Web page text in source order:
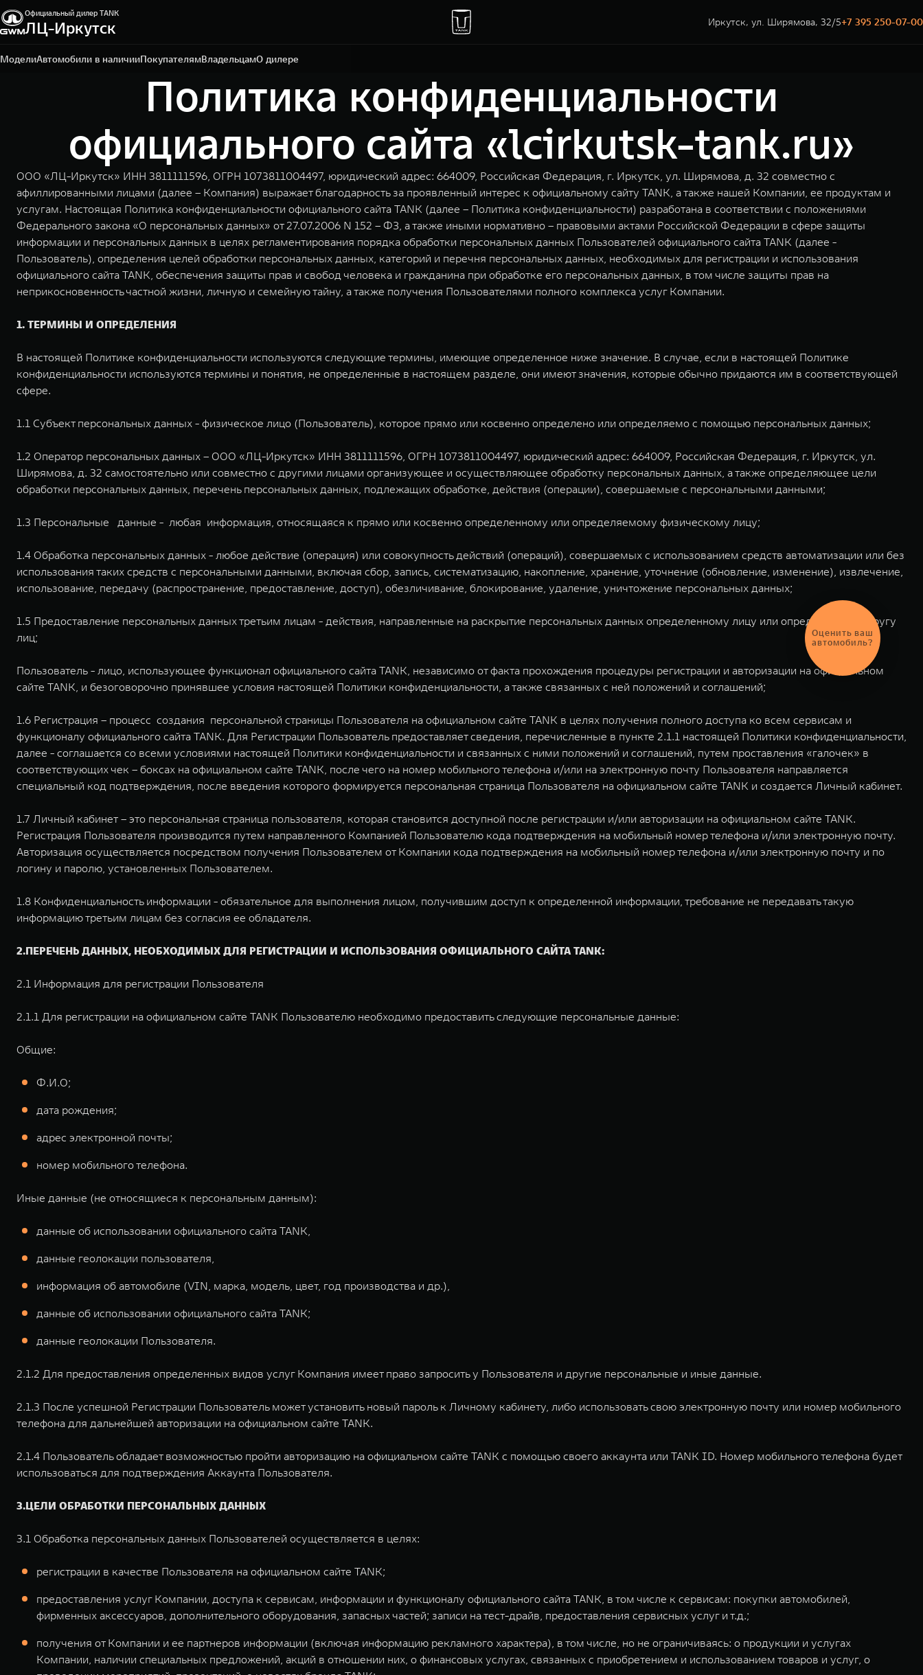
Официальный дилер TANK
ЛЦ-Иркутск Иркутск, ул. Ширямова, 32/5+7 395 250-07-00
МоделиАвтомобили в наличииПокупателямВладельцамО дилере
Иркутск, ул. Ширямова, 32/5
+7 395 250-07-00
Политика конфиденциальности
официального сайта «lcirkutsk-tank.ru»
ООО «ЛЦ-Иркутск» ИНН 3811111596, ОГРН 1073811004497, юридический адрес: 664009, Российская Федерация, г. Иркутск, ул. Ширямова, д. 32 совместно с
афиллированными лицами (далее – Компания) выражает благодарность за проявленный интерес к официальному сайту TANK, а также нашей Компании, ее продуктам и
услугам. Настоящая Политика конфиденциальности официального сайта TANK (далее – Политика конфиденциальности) разработана в соответствии с положениями
Федерального закона «О персональных данных» от 27.07.2006 N 152 – ФЗ, а также иными нормативно – правовыми актами Российской Федерации в сфере защиты
информации и персональных данных в целях регламентирования порядка обработки персональных данных Пользователей официального сайта TANK (далее -
Пользователь), определения целей обработки персональных данных, категорий и перечня персональных данных, необходимых для регистрации и использования
официального сайта TANK, обеспечения защиты прав и свобод человека и гражданина при обработке его персональных данных, в том числе защиты прав на
неприкосновенность частной жизни, личную и семейную тайну, а также получения Пользователями полного комплекса услуг Компании.
1. ТЕРМИНЫ И ОПРЕДЕЛЕНИЯ
В настоящей Политике конфиденциальности используются следующие термины, имеющие определенное ниже значение. В случае, если в настоящей Политике
конфиденциальности используются термины и понятия, не определенные в настоящем разделе, они имеют значения, которые обычно придаются им в соответствующей
сфере.
1.1 Субъект персональных данных - физическое лицо (Пользователь), которое прямо или косвенно определено или определяемо с помощью персональных данных;
1.2 Оператор персональных данных – ООО «ЛЦ-Иркутск» ИНН 3811111596, ОГРН 1073811004497, юридический адрес: 664009, Российская Федерация, г. Иркутск, ул.
Ширямова, д. 32 самостоятельно или совместно с другими лицами организующее и осуществляющее обработку персональных данных, а также определяющее цели
обработки персональных данных, перечень персональных данных, подлежащих обработке, действия (операции), совершаемые с персональными данными;
1.3 Персональные данные - любая информация, относящаяся к прямо или косвенно определенному или определяемому физическому лицу;
1.4 Обработка персональных данных - любое действие (операция) или совокупность действий (операций), совершаемых с использованием средств автоматизации или без
использования таких средств с персональными данными, включая сбор, запись, систематизацию, накопление, хранение, уточнение (обновление, изменение), извлечение,
использование, передачу (распространение, предоставление, доступ), обезличивание, блокирование, удаление, уничтожение персональных данных;
1.5 Предоставление персональных данных третьим лицам - действия, направленные на раскрытие персональных данных определенному лицу или определенному кругу
лиц;
Пользователь - лицо, использующее функционал официального сайта TANK, независимо от факта прохождения процедуры регистрации и авторизации на официальном
сайте TANK, и безоговорочно принявшее условия настоящей Политики конфиденциальности, а также связанных с ней положений и соглашений;
1.6 Регистрация – процесс создания персональной страницы Пользователя на официальном сайте TANK в целях получения полного доступа ко всем сервисам и
функционалу официального сайта TANK. Для Регистрации Пользователь предоставляет сведения, перечисленные в пункте 2.1.1 настоящей Политики конфиденциальности,
далее - соглашается со всеми условиями настоящей Политики конфиденциальности и связанных с ними положений и соглашений, путем проставления «галочек» в
соответствующих чек – боксах на официальном сайте TANK, после чего на номер мобильного телефона и/или на электронную почту Пользователя направляется
специальный код подтверждения, после введения которого формируется персональная страница Пользователя на официальном сайте TANK и создается Личный кабинет.
1.7 Личный кабинет – это персональная страница пользователя, которая становится доступной после регистрации и/или авторизации на официальном сайте TANK.
Регистрация Пользователя производится путем направленного Компанией Пользователю кода подтверждения на мобильный номер телефона и/или электронную почту.
Авторизация осуществляется посредством получения Пользователем от Компании кода подтверждения на мобильный номер телефона и/или электронную почту и по
логину и паролю, установленных Пользователем.
1.8 Конфиденциальность информации - обязательное для выполнения лицом, получившим доступ к определенной информации, требование не передавать такую
информацию третьим лицам без согласия ее обладателя.
2.ПЕРЕЧЕНЬ ДАННЫХ, НЕОБХОДИМЫХ ДЛЯ РЕГИСТРАЦИИ И ИСПОЛЬЗОВАНИЯ ОФИЦИАЛЬНОГО САЙТА TANK:
2.1 Информация для регистрации Пользователя
2.1.1 Для регистрации на официальном сайте TANK Пользователю необходимо предоставить следующие персональные данные:
Общие:
Ф.И.О;
дата рождения;
адрес электронной почты;
номер мобильного телефона.
Иные данные (не относящиеся к персональным данным):
данные об использовании официального сайта TANK,
данные геолокации пользователя,
информация об автомобиле (VIN, марка, модель, цвет, год производства и др.),
данные об использовании официального сайта TANK;
данные геолокации Пользователя.
2.1.2 Для предоставления определенных видов услуг Компания имеет право запросить у Пользователя и другие персональные и иные данные.
2.1.3 После успешной Регистрации Пользователь может установить новый пароль к Личному кабинету, либо использовать свою электронную почту или номер мобильного
телефона для дальнейшей авторизации на официальном сайте TANK.
2.1.4 Пользователь обладает возможностью пройти авторизацию на официальном сайте TANK с помощью своего аккаунта или TANK ID. Номер мобильного телефона будет
использоваться для подтверждения Аккаунта Пользователя.
3.ЦЕЛИ ОБРАБОТКИ ПЕРСОНАЛЬНЫХ ДАННЫХ
3.1 Обработка персональных данных Пользователей осуществляется в целях:
регистрации в качестве Пользователя на официальном сайте TANK;
предоставления услуг Компании, доступа к сервисам, информации и функционалу официального сайта TANK, в том числе к сервисам: покупки автомобилей,
фирменных аксессуаров, дополнительного оборудования, запасных частей; записи на тест-драйв, предоставления сервисных услуг и т.д.;
получения от Компании и ее партнеров информации (включая информацию рекламного характера), в том числе, но не ограничиваясь: о продукции и услугах
Компании, наличии специальных предложений, акций в отношении них, о финансовых услугах, связанных с приобретением и использованием товаров и услуг, о
Оценить ваш
автомобиль?